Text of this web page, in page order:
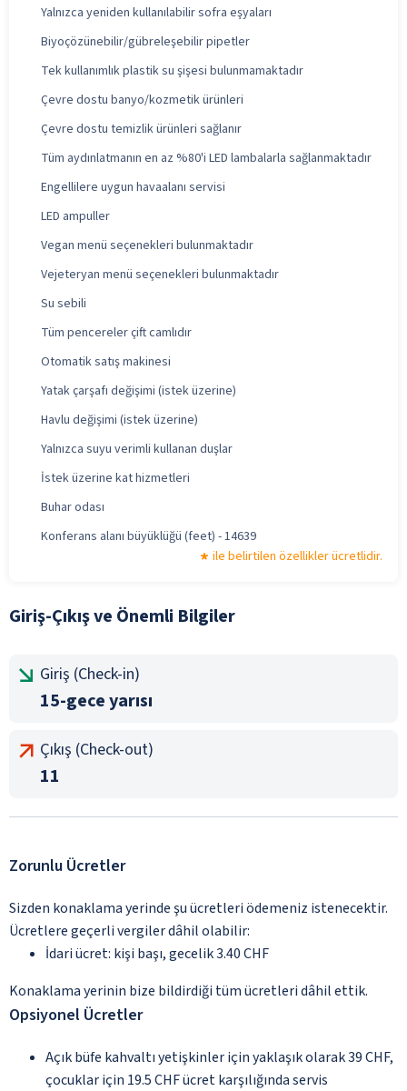
Yalnızca yeniden kullanılabilir sofra eşyaları
Biyoçözünebilir/gübreleşebilir pipetler
Tek kullanımlık plastik su şişesi bulunmamaktadır
Çevre dostu banyo/kozmetik ürünleri
Çevre dostu temizlik ürünleri sağlanır
Tüm aydınlatmanın en az %80'i LED lambalarla sağlanmaktadır
Engellilere uygun havaalanı servisi
LED ampuller
Vegan menü seçenekleri bulunmaktadır
Vejeteryan menü seçenekleri bulunmaktadır
Su sebili
Tüm pencereler çift camlıdır
Otomatik satış makinesi
Yatak çarşafı değişimi (istek üzerine)
Havlu değişimi (istek üzerine)
Yalnızca suyu verimli kullanan duşlar
İstek üzerine kat hizmetleri
Buhar odası
Konferans alanı büyüklüğü (feet) - 14639
ile belirtilen özellikler ücretlidir.
Giriş-Çıkış ve Önemli Bilgiler
Giriş (Check-in)
15-gece yarısı
Çıkış (Check-out)
11
Zorunlu Ücretler
Sizden konaklama yerinde şu ücretleri ödemeniz istenecektir.
Ücretlere geçerli vergiler dâhil olabilir:
İdari ücret: kişi başı, gecelik 3.40 CHF
Konaklama yerinin bize bildirdiği tüm ücretleri dâhil ettik.
Opsiyonel Ücretler
Açık büfe kahvaltı yetişkinler için yaklaşık olarak 39 CHF,
çocuklar için 19.5 CHF ücret karşılığında servis